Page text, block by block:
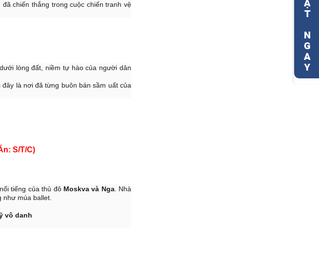
chiến thắng trong cuộc chiến tranh vệ
lòng đất, niềm tự hào của người dân
là nơi đã từng buôn bán sầm uất của
T/C)
tiếng của thủ đô Moskva và Nga. Nhà
múa ballet.
vô danh